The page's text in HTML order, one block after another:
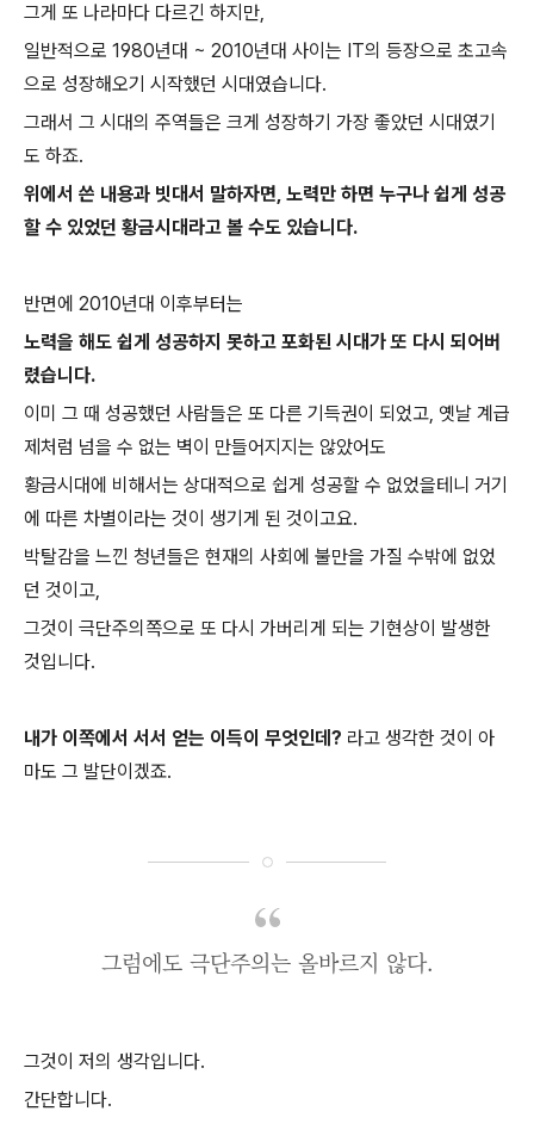
그게 또 나라마다 다르긴 하지만,
일반적으로 1980년대 ~ 2010년대 사이는 IT의 등장으로 초고속
으로 성장해오기 시작했던 시대였습니다.
그래서 그 시대의 주역들은 크게 성장하기 가장 좋았던 시대였기
도 하죠.
위에서 쓴 내용과 빗대서 말하자면, 노력만 하면 누구나 쉽게 성공
할 수 있었던 황금시대라고 볼 수도 있습니다.
반면에 2010년대 이후부터는
노력을 해도 쉽게 성공하지 못하고 포화된 시대가 또 다시 되어버
렸습니다.
이미 그 때 성공했던 사람들은 또 다른 기득권이 되었고, 옛날 계급
제처럼 넘을 수 없는 벽이 만들어지지는 않았어도
황금시대에 비해서는 상대적으로 쉽게 성공할 수 없었을테니 거기
에 따른 차별이라는 것이 생기게 된 것이고요.
박탈감을 느낀 청년들은 현재의 사회에 불만을 가질 수밖에 없었
던 것이고,
그것이 극단주의쪽으로 또 다시 가버리게 되는 기현상이 발생한
것입니다.
내가 이쪽에서 서서 얻는 이득이 무엇인데? 라고 생각한 것이 아
마도 그 발단이겠죠.
그럼에도 극단주의는 올바르지 않다.
그것이 저의 생각입니다.
간단합니다.